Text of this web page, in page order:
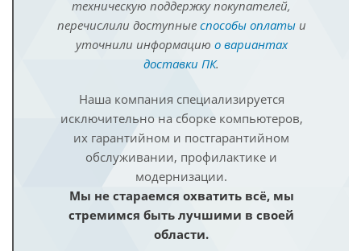
техническую поддержку покупателей,
перечислили доступные способы оплатыи
уточнили информацию о вариантах
доставки ПК.
Наша компания специализируется
исключительно на сборке компьютеров,
их гарантийном и постгарантийном
обслуживании, профилактике и
модернизации.
Мы не стараемся охватить всё, мы
стремимся быть лучшими в своей
области.